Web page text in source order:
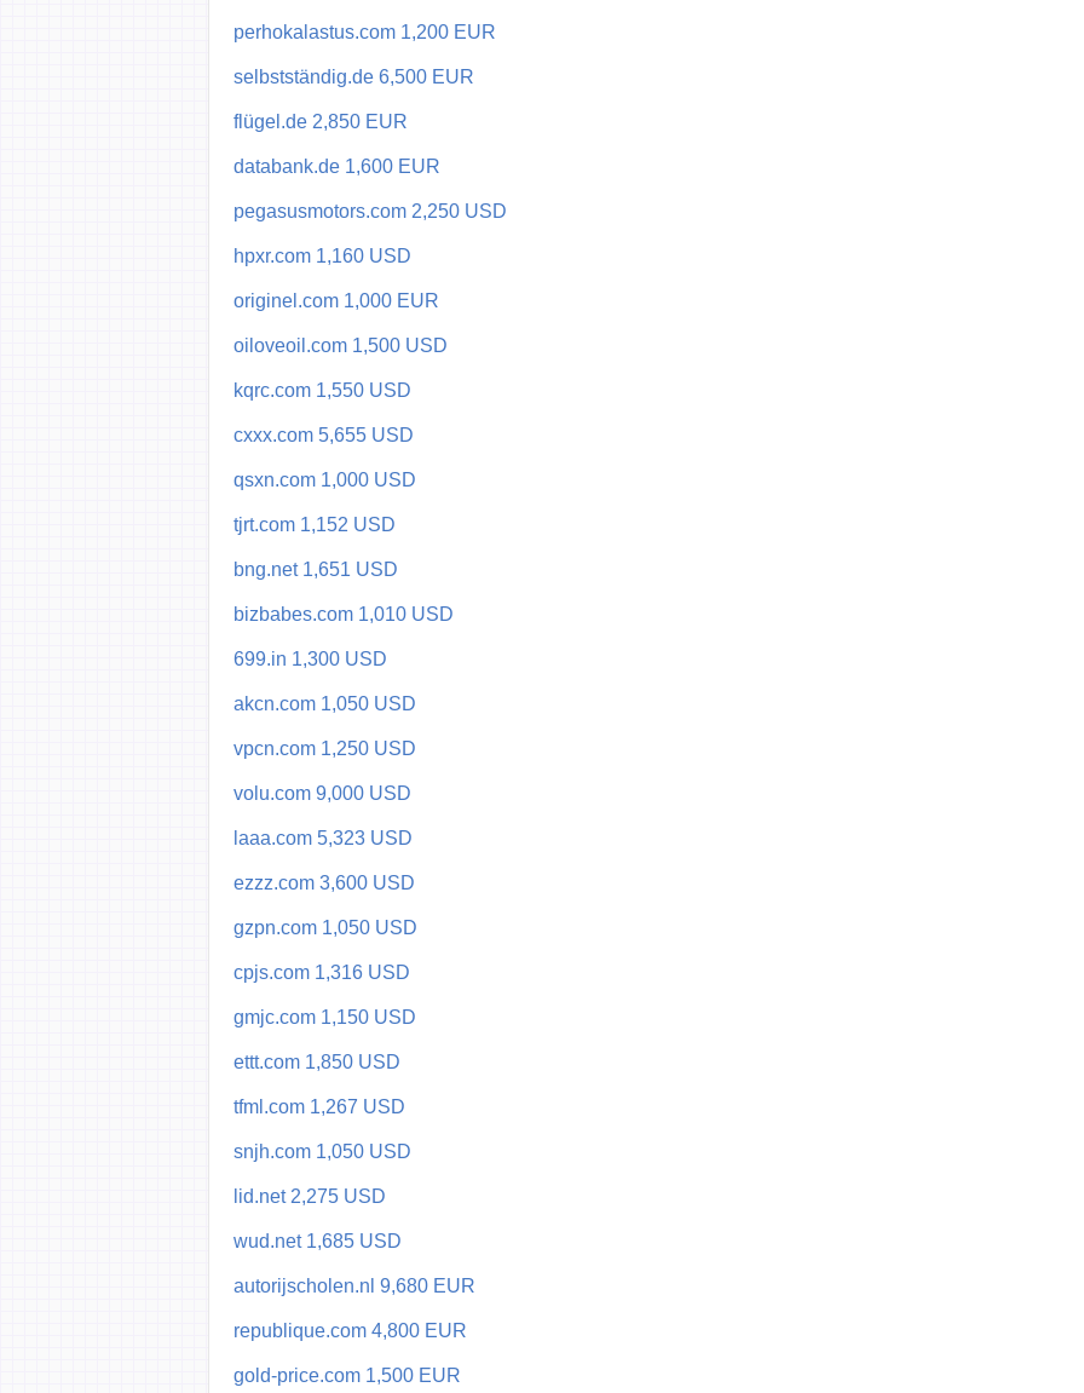
perhokalastus.com 1,200 EUR
selbstständig.de 6,500 EUR
flügel.de 2,850 EUR
databank.de 1,600 EUR
pegasusmotors.com 2,250 USD
hpxr.com 1,160 USD
originel.com 1,000 EUR
oiloveoil.com 1,500 USD
kqrc.com 1,550 USD
cxxx.com 5,655 USD
qsxn.com 1,000 USD
tjrt.com 1,152 USD
bng.net 1,651 USD
bizbabes.com 1,010 USD
699.in 1,300 USD
akcn.com 1,050 USD
vpcn.com 1,250 USD
volu.com 9,000 USD
laaa.com 5,323 USD
ezzz.com 3,600 USD
gzpn.com 1,050 USD
cpjs.com 1,316 USD
gmjc.com 1,150 USD
ettt.com 1,850 USD
tfml.com 1,267 USD
snjh.com 1,050 USD
lid.net 2,275 USD
wud.net 1,685 USD
autorijscholen.nl 9,680 EUR
republique.com 4,800 EUR
gold-price.com 1,500 EUR